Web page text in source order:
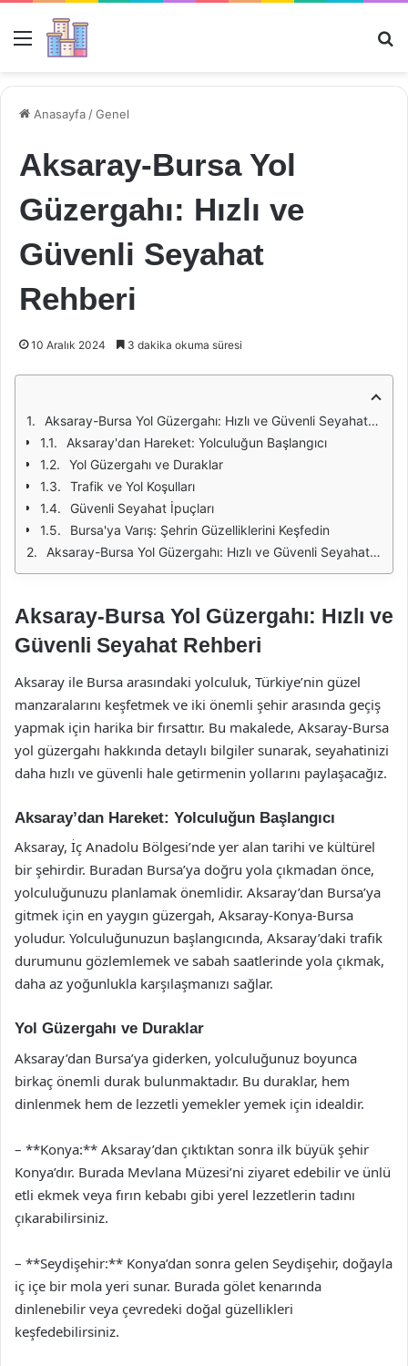
Menü
Anasayfa /Genel
Aksaray-Bursa Yol
Güzergahı: Hızlı ve
Güvenli Seyahat
Rehberi
10 Aralık 2024 3 dakika okuma süresi
Aksaray-Bursa Yol Güzergahı: Hızlı ve Güvenli Seyahat Rehberi
Aksaray'dan Hareket: Yolculuğun Başlangıcı
Yol Güzergahı ve Duraklar
Trafik ve Yol Koşulları
Güvenli Seyahat İpuçları
Bursa'ya Varış: Şehrin Güzelliklerini Keşfedin
Aksaray-Bursa Yol Güzergahı: Hızlı ve Güvenli Seyahat Rehberi
Aksaray-Bursa Yol Güzergahı: Hızlı ve
Güvenli Seyahat Rehberi
Aksaray ile Bursa arasındaki yolculuk, Türkiye’nin güzel
manzaralarını keşfetmek ve iki önemli şehir arasında geçiş
yapmak için harika bir fırsattır. Bu makalede, Aksaray-Bursa
yol güzergahı hakkında detaylı bilgiler sunarak, seyahatinizi
daha hızlı ve güvenli hale getirmenin yollarını paylaşacağız.
Aksaray’dan Hareket: Yolculuğun Başlangıcı
Aksaray, İç Anadolu Bölgesi’nde yer alan tarihi ve kültürel
bir şehirdir. Buradan Bursa’ya doğru yola çıkmadan önce,
yolculuğunuzu planlamak önemlidir. Aksaray’dan Bursa’ya
gitmek için en yaygın güzergah, Aksaray-Konya-Bursa
yoludur. Yolculuğunuzun başlangıcında, Aksaray’daki trafik
durumunu gözlemlemek ve sabah saatlerinde yola çıkmak,
daha az yoğunlukla karşılaşmanızı sağlar.
Yol Güzergahı ve Duraklar
Aksaray’dan Bursa’ya giderken, yolculuğunuz boyunca
birkaç önemli durak bulunmaktadır. Bu duraklar, hem
dinlenmek hem de lezzetli yemekler yemek için idealdir.
– **Konya:** Aksaray’dan çıktıktan sonra ilk büyük şehir
Konya’dır. Burada Mevlana Müzesi’ni ziyaret edebilir ve ünlü
etli ekmek veya fırın kebabı gibi yerel lezzetlerin tadını
çıkarabilirsiniz.
– **Seydişehir:** Konya’dan sonra gelen Seydişehir, doğayla
iç içe bir mola yeri sunar. Burada gölet kenarında
dinlenebilir veya çevredeki doğal güzellikleri
keşfedebilirsiniz.